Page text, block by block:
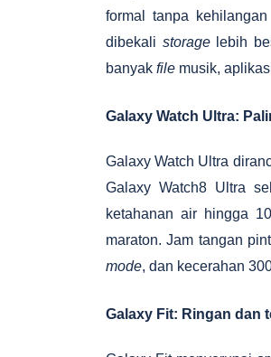
formal tanpa
dibekali storagelebih
banyak file musik,
Galaxy Watch Ultra:
Galaxy Watch Ultra
Galaxy Watch8 Ultra
ketahanan air hingga
maraton. Jam tangan
mode, dan kecerahan
Galaxy Fit: Ringan dan